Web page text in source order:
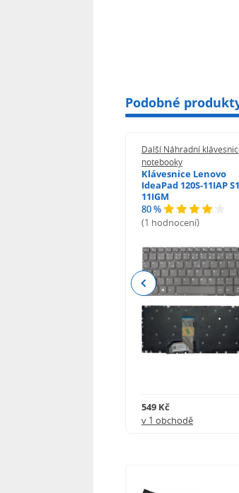
Podobné
Další Náhradní
notebooky
Klávesnice Lenovo
IdeaPad 120S-11IAP
11IGM
80 %
(1 hodnocení)
549 Kč
v 1 obchodě
Previous